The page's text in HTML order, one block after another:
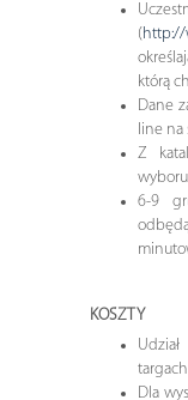
(http://
którą
Dane
line na
Z
6-9
KOSZTY
Dla